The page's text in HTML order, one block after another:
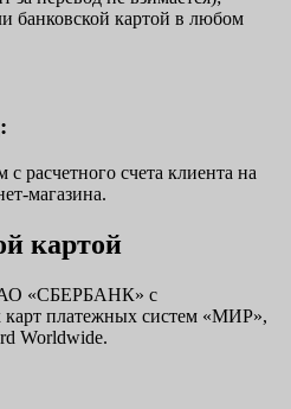
банковской картой в любом
расчетного счета клиента на
магазина.
картой
«СБЕРБАНК» с
карт платежных систем «МИР»,
Worldwide.